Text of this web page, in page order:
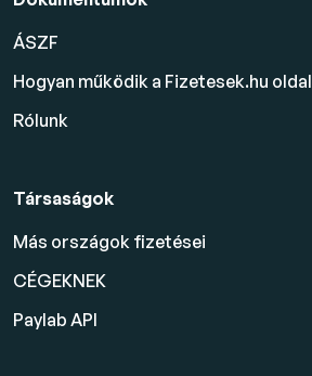
ÁSZF
Hogyan működik a Fizetesek.hu oldal
Rólunk
Társaságok
Más országok fizetései
CÉGEKNEK
Paylab API